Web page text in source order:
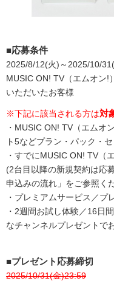
■応募条件
2025/8/12(火)～2025/10/
MUSIC ON! TV（エムオン!
いただいたお客様
※下記に該当される方は対
・MUSIC ON! TV（エムオ
ト5などプラン・パック・
・すでにMUSIC ON! TV（
(2台目以降の新規契約は応
申込みの流れ」をご参照く
・プレミアムサービス／プ
・2週間お試し体験／16日
なチャンネルプレゼントで
■プレゼント応募締切
2025/10/31(金)23:59